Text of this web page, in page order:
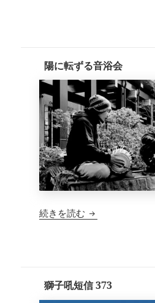
陽に転ずる音浴会
続きを読む 陽に転ずる音浴会
獅子吼短信 373